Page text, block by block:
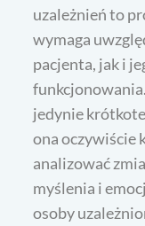
uzależnień to
wymaga
pacjenta, jak i
jedynie
ona oczywiście
analizować
myślenia i
osoby